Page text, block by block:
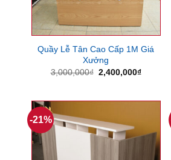
Quầy Lễ Tân Cao Cấp 1M Giá
Xưởng
3,000,000₫ Giá
2,400,000₫Giá
-21%